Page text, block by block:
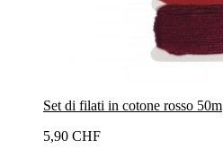
Set di filati in cotone rosso 50m
5,90 CHF